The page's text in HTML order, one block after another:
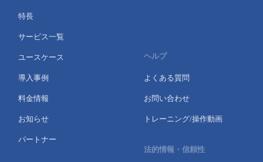
特長
サービス一覧
ユースケース
導入事例
料金情報
お知らせ
パートナー
ヘルプ
よくある質問
お問い合わせ
トレーニング/操作動画
法的情報・信頼性